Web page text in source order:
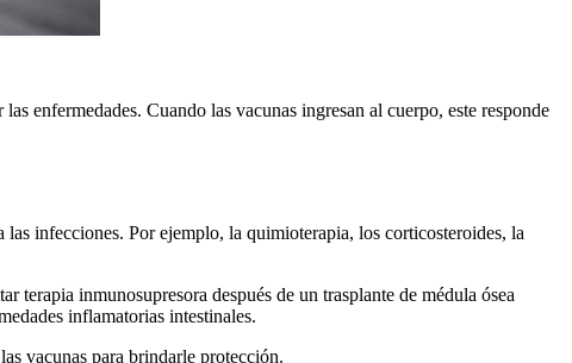
enfermedades. Cuando las vacunas ingresan al cuerpo, este responde
infecciones. Por ejemplo, la quimioterapia, los corticosteroides, la
terapia inmunosupresora después de un trasplante de médula ósea
inflamatorias intestinales.
vacunas para brindarle protección.